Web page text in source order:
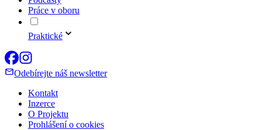
Práce v oboru
Praktické
Odebírejte náš newsletter
Kontakt
Inzerce
O Projektu
Prohlášení o cookies